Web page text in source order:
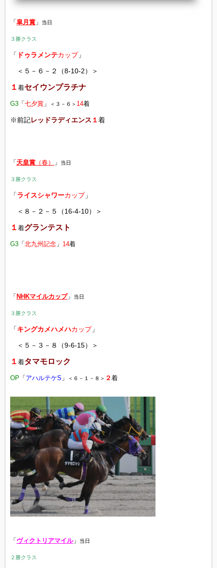
去を含めても重賞勝ちした女性騎手は…先日、「シャーガーカップ」の世界選抜
「 皐月賞 」 当日
３勝クラス
「 ドゥラメンテカップ」
＜５－６－２（8-10-2）＞
１ 着セイウンプラチナ
G3 「 七夕賞 」 ＜３－６＞ 14着
※前記レッドラディエンス １着
「 天皇賞 （春） 」 当日
３勝クラス
「ライスシャワーカップ」
＜８－２－５（16-4-10）＞
１ 着グランテスト
G3 「 北九州記念 」 14着
「 NHKマイルカップ」 当日
３勝クラス
「キングカメハメハカップ」
＜５－３－８（9-6-15）＞
１ 着タマモロック
OP 「 アハルテケS 」 ＜６－１－８＞ ２着
「 ヴィクトリアマイル」 当日
２勝クラス